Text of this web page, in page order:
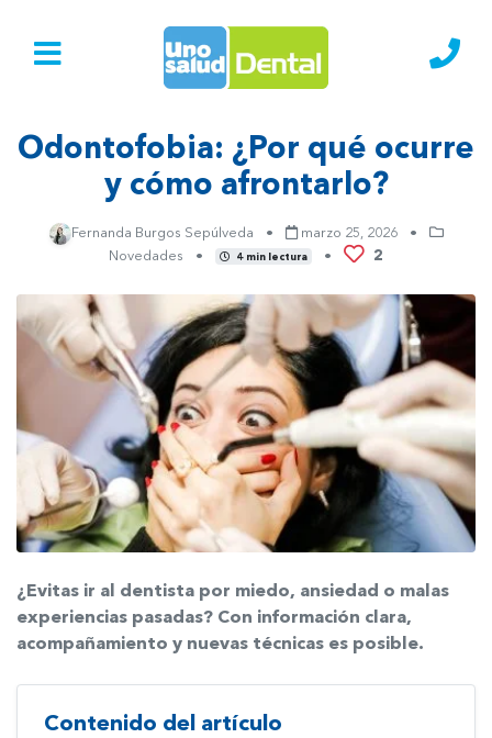
Odontofobia: ¿Por qué ocurre
y cómo afrontarlo?
Fernanda Burgos Sepúlveda • marzo 25, 2026
•
Novedades
• 4 min lectura • 2
¿Evitas ir al dentista por miedo, ansiedad o malas
experiencias pasadas? Con información clara,
acompañamiento y nuevas técnicas es posible.
Contenido del artículo